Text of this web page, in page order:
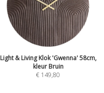
Light & Living Klok 'Gwenna' 58cm,
kleur Bruin
€ 149,80